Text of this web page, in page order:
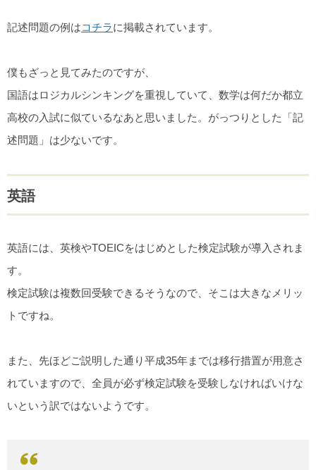
記述問題の例はコチラに掲載されています。
僕もざっと見てみたのですが、
国語はロジカルシンキングを重視していて、数学は何だか都立
高校の入試に似ているなあと思いました。がっつりとした「記
述問題」は少ないです。
英語
英語には、英検やTOEICをはじめとした検定試験が導入されま
す。
検定試験は複数回受験できるそうなので、そこは大きなメリッ
トですね。
また、先ほどご説明した通り平成35年までは移行措置が用意さ
れていますので、全員が必ず検定試験を受験しなければいけな
いという訳ではないようです。